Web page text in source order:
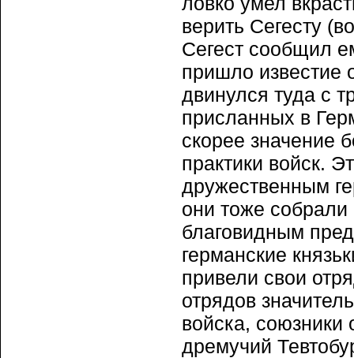
верить Сегесту
Сегест сообщил
пришло известие
двинулся туда с
присланных в
скорее значение
практики войск.
дружественным
они тоже собрали
благовидным
германские
привели свои
отрядов
войска, союзники
дремучий